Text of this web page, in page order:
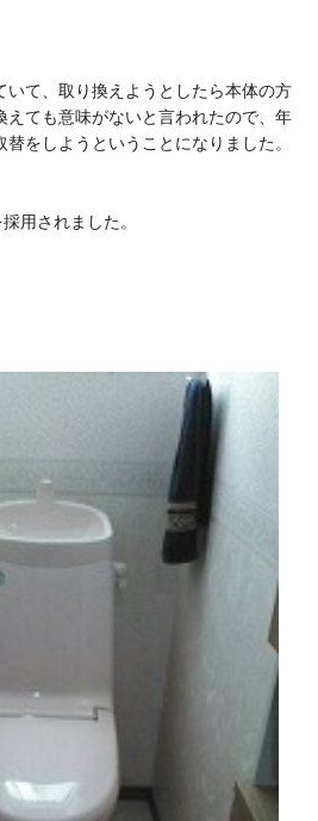
いて、取り換えようとしたら本体の方
えても意味がないと言われたので、年
をしようということになりました。
用されました。